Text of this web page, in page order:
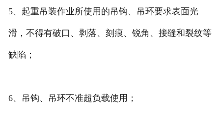
5、起重吊装作业所使用的吊钩、吊环要求表面光
滑，不得有破口、剥落、刻痕、锐角、接缝和裂纹等
缺陷；
6、吊钩、吊环不准超负载使用；